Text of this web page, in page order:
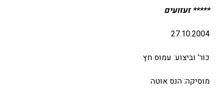
***** זעזועים
27.10.2004
כור’ וביצוע: עמוס חץ
מוסיקה: הנס אוטה